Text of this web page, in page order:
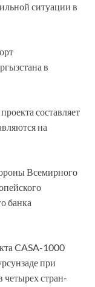
ситуации в
в
составляет
на
Всемирного
банка
CASA-1000
при
четырех стран-